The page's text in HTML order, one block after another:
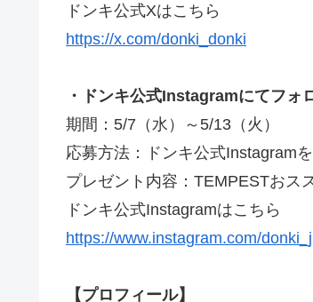
ドンキ公式Xはこちら
https://x.com/donki_donki
・ドンキ公式Instagramにてフォ
期間：5/7（水）～5/13（火）
応募方法：ドンキ公式Instagram
プレゼント内容：TEMPESTおス
ドンキ公式Instagramはこちら
https://www.instagram.com/
【プロフィール】